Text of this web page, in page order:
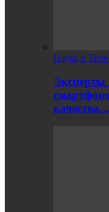
Наука и
Эксперты